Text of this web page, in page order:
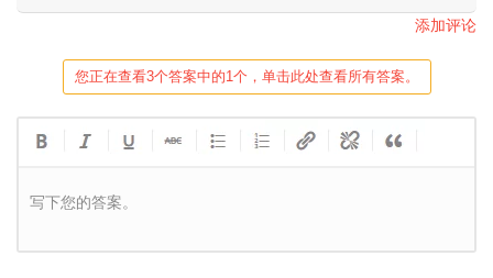
添加评论
您正在查看3个答案中的1个，单击此处查看所有答案。
写下您的答案。